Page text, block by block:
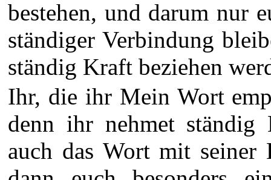
bestehen, und darum nur
ständiger Verbindung
ständig Kraft beziehen
Ihr, die ihr Mein Wort
denn ihr nehmet
auch das Wort mit